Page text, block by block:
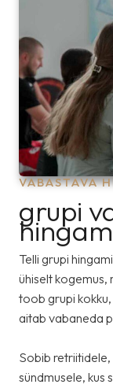
VABASTAVA
grupi
Telli grupi
ühiselt kogemus,
toob grupi
aitab vabaneda
Sobib
sündmusele, kus